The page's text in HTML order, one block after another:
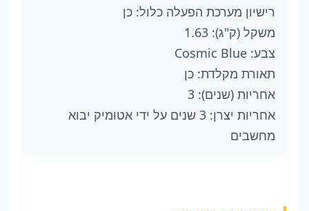
רישיון מערכת הפעלה כלול: כן
משקל (ק"ג): 1.63
צבע: Cosmic Blue
תאורת מקלדת: כן
אחריות (שנים): 3
אחריות יצרן: 3 שנים על ידי
אטומיק יבוא
מחשבים